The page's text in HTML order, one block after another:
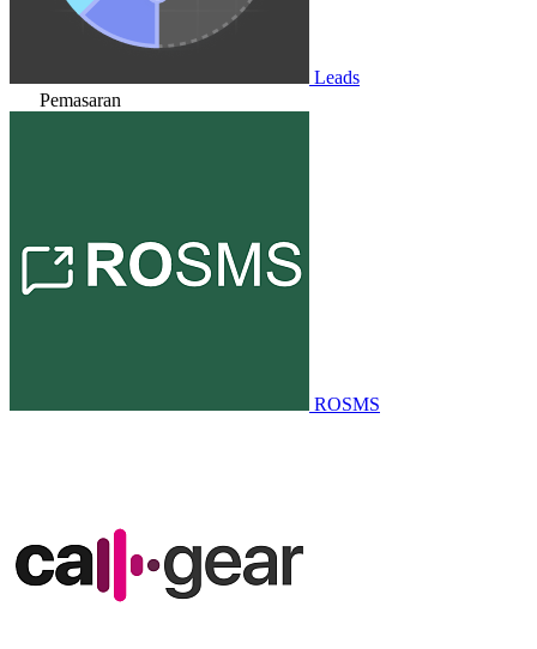
Leads
Pemasaran
ROSMS